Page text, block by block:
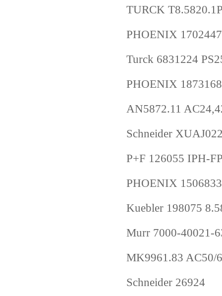
TURCK
PHOENIX 1702447
Turck 6831224
PHOENIX 1873168
AN5872.11
Schneider
P+F 126055 IPH-
PHOENIX 1506833
Kuebler 198075
Murr 7000-40021-
MK9961.83 AC50/
Schneider 26924